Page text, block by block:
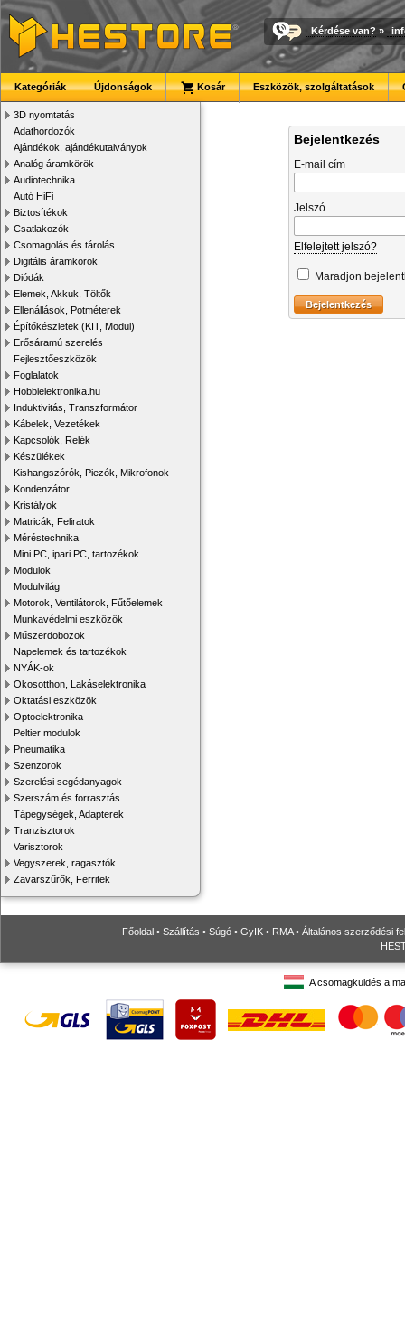
Kérdése van? »
Kategóriák Újdonságok Kosár Eszközök, szolgáltatások
3D nyomtatás
Adathordozók
Ajándékok, ajándékutalványok
Analóg áramkörök
Audiotechnika
Autó HiFi
Biztosítékok
Csatlakozók
Csomagolás és tárolás
Digitális áramkörök
Diódák
Elemek, Akkuk, Töltők
Ellenállások, Potméterek
Építőkészletek (KIT, Modul)
Erősáramú szerelés
Fejlesztőeszközök
Foglalatok
Hobbielektronika.hu
Induktivitás, Transzformátor
Kábelek, Vezetékek
Kapcsolók, Relék
Készülékek
Kishangszórók, Piezók, Mikrofonok
Kondenzátor
Kristályok
Matricák, Feliratok
Méréstechnika
Mini PC, ipari PC, tartozékok
Modulok
Modulvilág
Motorok, Ventilátorok, Fűtőelemek
Munkavédelmi eszközök
Műszerdobozok
Napelemek és tartozékok
NYÁK-ok
Okosotthon, Lakáselektronika
Oktatási eszközök
Optoelektronika
Peltier modulok
Pneumatika
Szenzorok
Szerelési segédanyagok
Szerszám és forrasztás
Tápegységek, Adapterek
Tranzisztorok
Varisztorok
Vegyszerek, ragasztók
Zavarszűrők, Ferritek
Bejelentkezés
E-mail cím
Jelszó
Elfelejtett jelszó?
Maradjon
Főoldal • Szállítás • Súgó • GyIK • RMA• Általános szerződési
A csomagküldés a